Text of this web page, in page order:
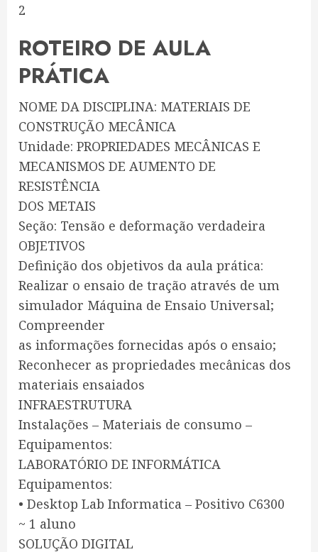
2
ROTEIRO DE AULA
PRÁTICA
NOME DA DISCIPLINA: MATERIAIS DE
CONSTRUÇÃO MECÂNICA
Unidade: PROPRIEDADES MECÂNICAS E
MECANISMOS DE AUMENTO DE
RESISTÊNCIA
DOS METAIS
Seção: Tensão e deformação verdadeira
OBJETIVOS
Definição dos objetivos da aula prática:
Realizar o ensaio de tração através de um
simulador Máquina de Ensaio Universal;
Compreender
as informações fornecidas após o ensaio;
Reconhecer as propriedades mecânicas dos
materiais ensaiados
INFRAESTRUTURA
Instalações – Materiais de consumo –
Equipamentos:
LABORATÓRIO DE INFORMÁTICA
Equipamentos:
• Desktop Lab Informatica – Positivo C6300
~ 1 aluno
SOLUÇÃO DIGITAL